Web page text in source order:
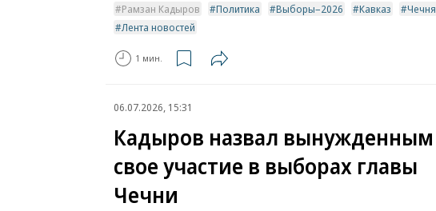
Рамзан Кадыров Политика Выборы–2026 Кавказ
Чечня
Лента новостей
1 мин.
06.07.2026, 15:31
Кадыров назвал вынужденным
свое участие в выборах главы
Чечни